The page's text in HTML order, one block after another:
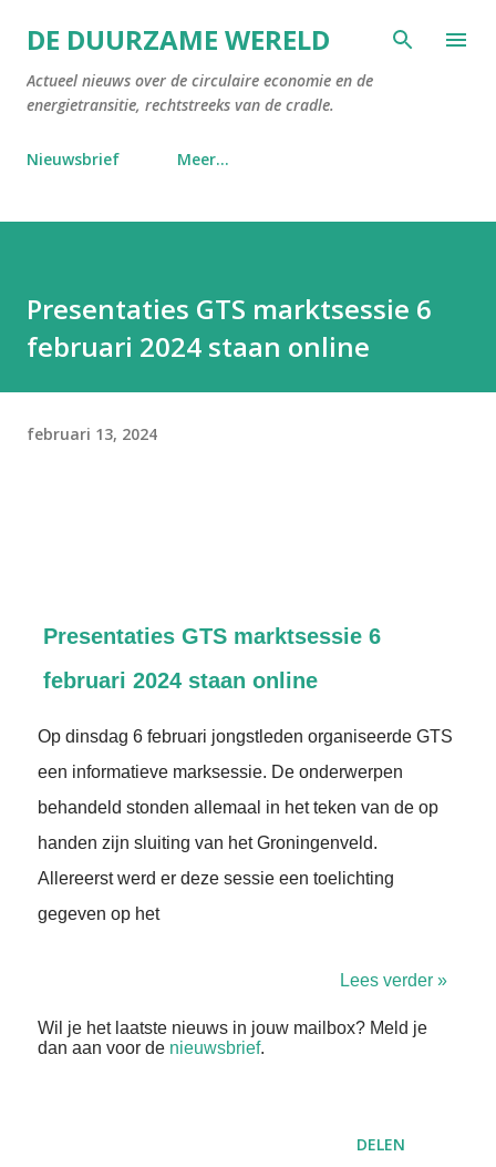
Doorgaan naar hoofdcontent
DE DUURZAME WERELD
Actueel nieuws over de circulaire economie en de
energietransitie, rechtstreeks van de cradle.
Nieuwsbrief Meer…
Presentaties GTS marktsessie 6
februari 2024 staan online
februari 13, 2024
Presentaties GTS marktsessie 6
februari 2024 staan online
Op dinsdag 6 februari jongstleden organiseerde GTS
een informatieve marksessie. De onderwerpen
behandeld stonden allemaal in het teken van de op
handen zijn sluiting van het Groningenveld.
Allereerst werd er deze sessie een toelichting
gegeven op het
Lees verder »
Wil je het laatste nieuws in jouw mailbox? Meld je
dan aan voor de nieuwsbrief.
DELEN